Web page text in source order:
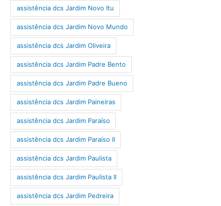
assistência dcs Jardim Novo Itu
assistência dcs Jardim Novo Mundo
assistência dcs Jardim Oliveira
assistência dcs Jardim Padre Bento
assistência dcs Jardim Padre Bueno
assistência dcs Jardim Paineiras
assistência dcs Jardim Paraíso
assistência dcs Jardim Paraíso II
assistência dcs Jardim Paulista
assistência dcs Jardim Paulista II
assistência dcs Jardim Pedreira